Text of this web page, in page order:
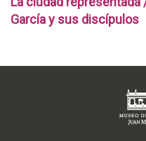
García y sus discípulos